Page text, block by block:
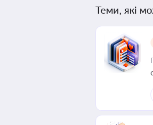
Теми, які